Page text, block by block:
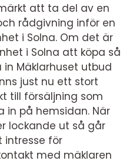
att ta del av en
rådgivning inför en
i Solna. Om det är
i Solna att köpa så
Mäklarhuset utbud
just nu ett stort
till försäljning som
in på hemsidan. När
lockande ut så går
för
med mäklaren